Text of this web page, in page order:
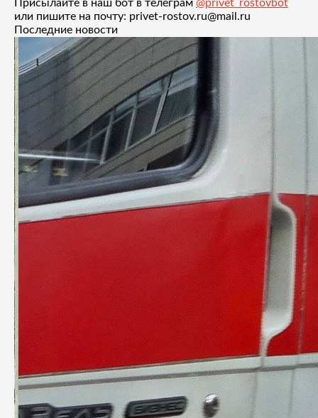
Присылайте в наш бот в телеграм @privet_rostovbot
или пишите на почту: privet-rostov.ru@mail.ru
Последние новости